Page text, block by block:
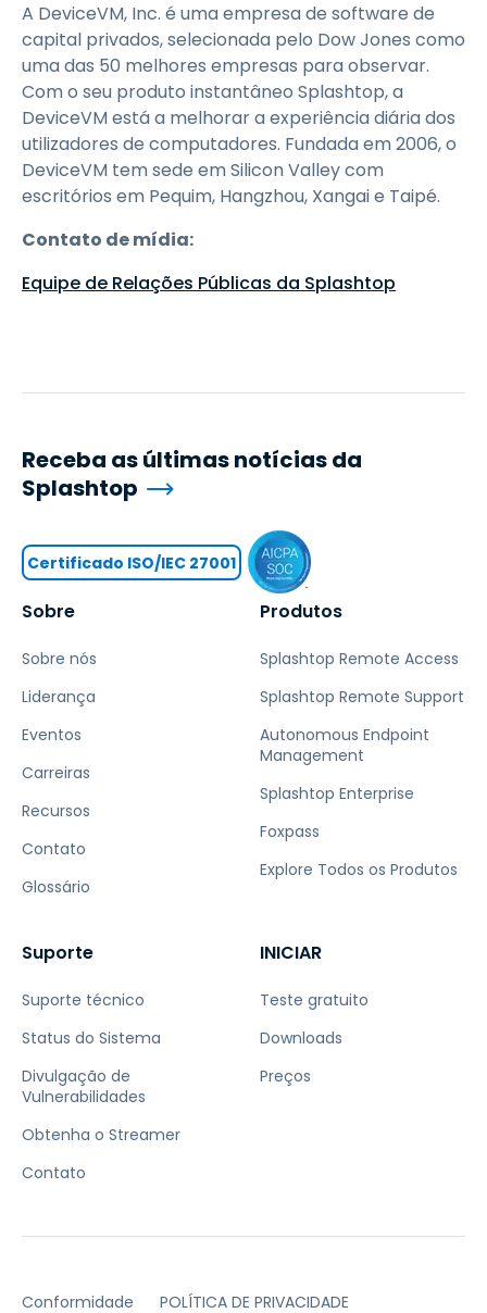
A DeviceVM, Inc. é uma empresa de software de
capital privados, selecionada pelo Dow Jones como
uma das 50 melhores empresas para observar.
Com o seu produto instantâneo Splashtop, a
DeviceVM está a melhorar a experiência diária dos
utilizadores de computadores. Fundada em 2006, o
DeviceVM tem sede em Silicon Valley com
escritórios em Pequim, Hangzhou, Xangai e Taipé.
Contato de mídia:
Equipe de Relações Públicas da Splashtop
Sobre
Sobre nós
Liderança
Eventos
Carreiras
Recursos
Contato
Glossário
Produtos
Splashtop Remote Access
Splashtop Remote Support
Autonomous Endpoint
Management
Splashtop Enterprise
Foxpass
Explore Todos os Produtos
Suporte
Suporte técnico
Status do Sistema
Divulgação de
Vulnerabilidades
Obtenha o Streamer
Contato
INICIAR
Teste gratuito
Downloads
Preços
Receba as últimas notícias da
Splashtop
Certificado ISO/IEC 27001
Conformidade POLÍTICA DE PRIVACIDADE